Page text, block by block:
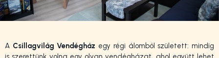
A Csillagvilág Vendégház egy régi álomból született: mindig